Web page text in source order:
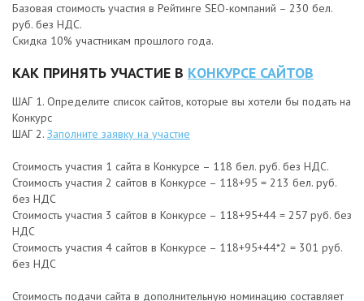
Базовая стоимость участия в Рейтинге SEO-компаний – 230 бел.
руб. без НДС.
Скидка 10% участникам прошлого года.
КАК ПРИНЯТЬ УЧАСТИЕ В КОНКУРСЕ САЙТОВ
ШАГ 1. Определите список сайтов, которые вы хотели бы подать на
Конкурс
ШАГ 2. Заполните заявку на участие
Стоимость участия 1 сайта в Конкурсе – 118 бел. руб. без НДС.
Стоимость участия 2 сайтов в Конкурсе – 118+95 = 213 бел. руб.
без НДС
Стоимость участия 3 сайтов в Конкурсе – 118+95+44 = 257 руб. без
НДС
Стоимость участия 4 сайтов в Конкурсе – 118+95+44*2 = 301 руб.
без НДС
Стоимость подачи сайта в дополнительную номинацию составляет